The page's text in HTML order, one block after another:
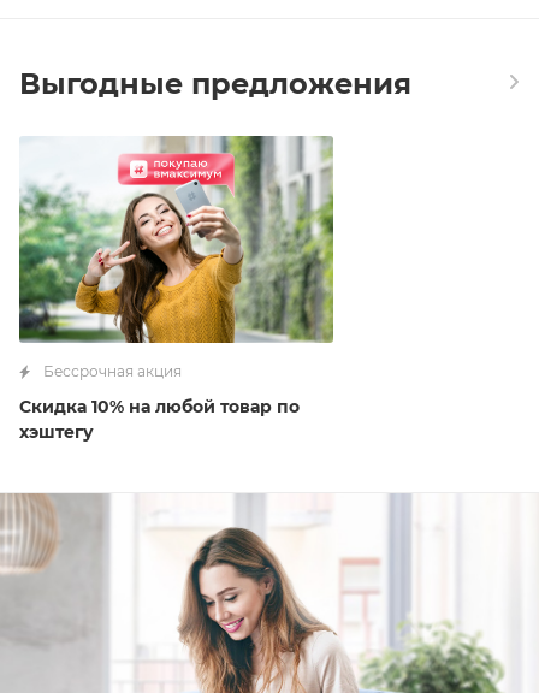
Выгодные предложения
Бессрочная акция
Скидка 10% на любой товар по
хэштегу